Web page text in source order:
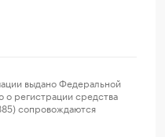
выдано Федеральной
регистрации средства
сопровождаются